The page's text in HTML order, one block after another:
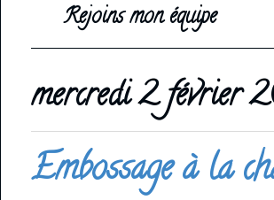
Rejoins mon équipe
mercredi 2 février
Embossage à la